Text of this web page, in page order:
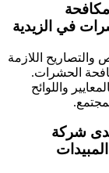
في الزيدية
اللازمة
الحشرات.
واللوائح
شركة